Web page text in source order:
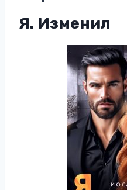
Я. Изменил